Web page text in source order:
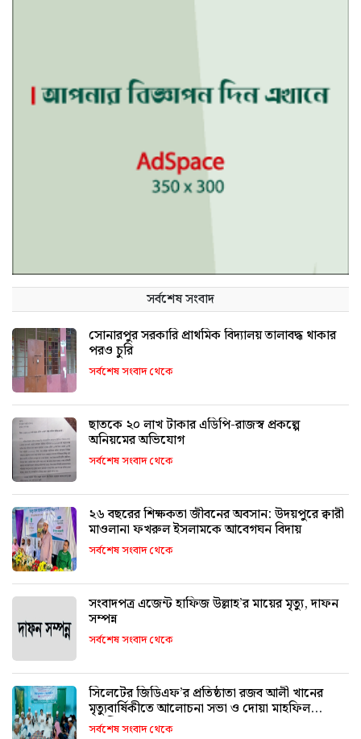
সর্বশেষ সংবাদ
সোনারপুর সরকারি প্রাথমিক বিদ্যালয় তালাবদ্ধ থাকার
পরও চুরি
সর্বশেষ সংবাদ থেকে
ছাতকে ২০ লাখ টাকার এডিপি-রাজস্ব প্রকল্পে
অনিয়মের অভিযোগ
সর্বশেষ সংবাদ থেকে
২৬ বছরের শিক্ষকতা জীবনের অবসান: উদয়পুরে ক্বারী
মাওলানা ফখরুল ইসলামকে আবেগঘন বিদায়
সর্বশেষ সংবাদ থেকে
সংবাদপত্র এজেন্ট হাফিজ উল্লাহ’র মায়ের মৃত্যু, দাফন
সম্পন্ন
সর্বশেষ সংবাদ থেকে
সিলেটের জিডিএফ’র প্রতিষ্ঠাতা রজব আলী খানের
মৃত্যুবার্ষিকীতে আলোচনা সভা ও দোয়া মাহফিল
অনুষ্ঠিত
সর্বশেষ সংবাদ থেকে